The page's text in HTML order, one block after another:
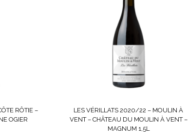
RÔTIE –
OGIER
LES VÉRILLATS 2020/22 – MOULIN À
VENT – CHÂTEAU DU MOULIN À VENT –
MAGNUM 1,5L